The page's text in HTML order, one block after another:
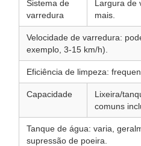
Sistema de
varredura
Largura de
mais.
Velocidade de varredura:
exemplo, 3-15 km/h).
Eficiência de limpeza:
Capacidade
Lixeira/
comuns
Tanque de água: varia,
supressão de poeira.